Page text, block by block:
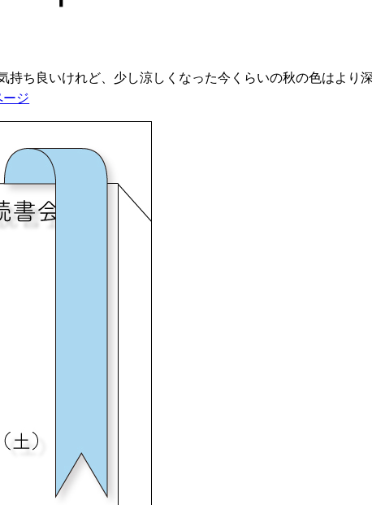
持ち良いけれど、少し涼しくなった今くらいの秋の色はより
ージ